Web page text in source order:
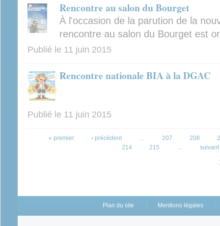
Rencontre au salon du Bourget
À l'occasion de la parution de la
rencontre au salon du Bourget est
Publié le 11 juin 2015
Rencontre nationale BIA à la DGAC
Publié le 11 juin 2015
« premier ‹ précédent … 207 208
214
215 … suivant
Plan du site Mentions légales